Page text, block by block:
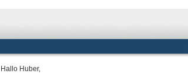
Hallo Huber,